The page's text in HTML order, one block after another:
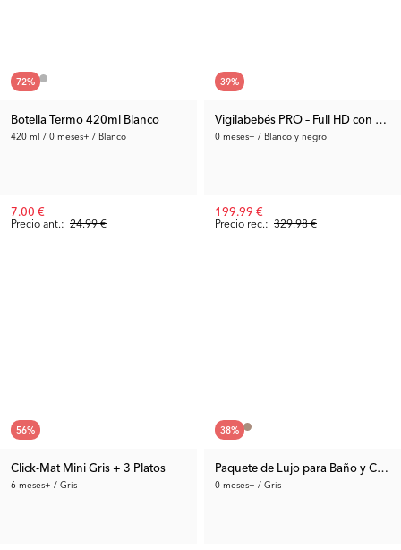
72%
Botella Termo 420ml Blanco
420 ml / 0 meses+ / Blanco
Precio ant.: 24.99 €
7.00 €
39%
Vigilabebés PRO – Full HD con dos
0 meses+ / Blanco y negro
Precio rec.: 329.98 €
199.99 €
56%
Click-Mat Mini Gris + 3 Platos
6 meses+ / Gris
38%
Paquete de Lujo para Baño y
0 meses+ / Gris